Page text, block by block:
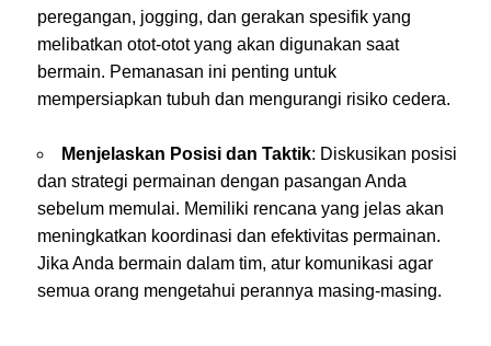
peregangan, jogging, dan gerakan spesifik yang
melibatkan otot-otot yang akan digunakan saat
bermain. Pemanasan ini penting untuk
mempersiapkan tubuh dan mengurangi risiko cedera.
Menjelaskan Posisi dan Taktik: Diskusikan posisi
dan strategi permainan dengan pasangan Anda
sebelum memulai. Memiliki rencana yang jelas akan
meningkatkan koordinasi dan efektivitas permainan.
Jika Anda bermain dalam tim, atur komunikasi agar
semua orang mengetahui perannya masing-masing.